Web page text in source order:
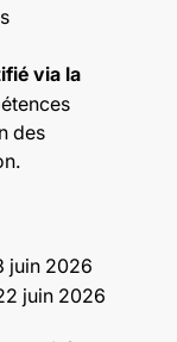
via la
des
juin 2026
juin 2026